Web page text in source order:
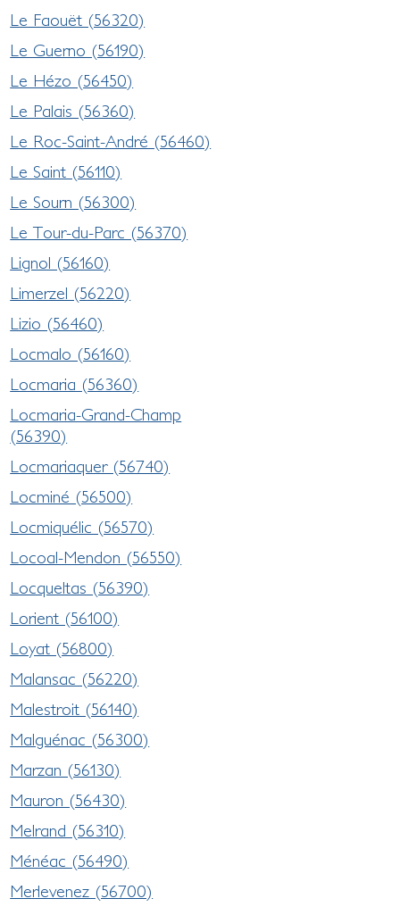
Le Faouët (56320)
Le Guerno (56190)
Le Hézo (56450)
Le Palais (56360)
Le Roc-Saint-André (56460)
Le Saint (56110)
Le Sourn (56300)
Le Tour-du-Parc (56370)
Lignol (56160)
Limerzel (56220)
Lizio (56460)
Locmalo (56160)
Locmaria (56360)
Locmaria-Grand-Champ
(56390)
Locmariaquer (56740)
Locminé (56500)
Locmiquélic (56570)
Locoal-Mendon (56550)
Locqueltas (56390)
Lorient (56100)
Loyat (56800)
Malansac (56220)
Malestroit (56140)
Malguénac (56300)
Marzan (56130)
Mauron (56430)
Melrand (56310)
Ménéac (56490)
Merlevenez (56700)